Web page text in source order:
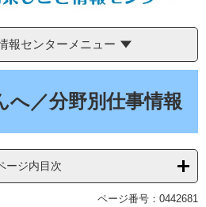
報センターメニュー
へ／分野別仕事情報
ージ内目次
ページ番号：0442681